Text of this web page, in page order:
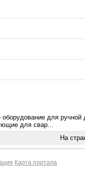
для ручной
для свар...
На
Карта портала